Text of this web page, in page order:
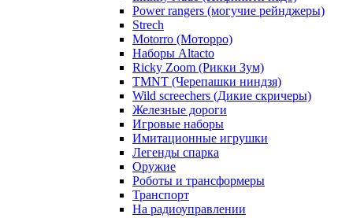
Power rangers (могучие рейнджеры)
Strech
Motorro (Моторро)
Наборы Altacto
Ricky Zoom (Рикки Зум)
TMNT (Черепашки ниндзя)
Wild screechers (Дикие скричеры)
Железные дороги
Игровые наборы
Имитационные игрушки
Легенды спарка
Оружие
Роботы и трансформеры
Транспорт
На радиоуправлении